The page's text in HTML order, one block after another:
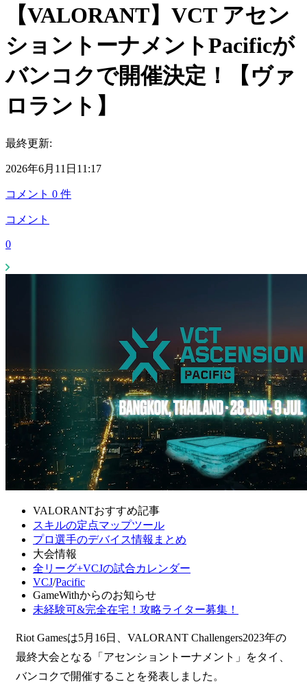
【VALORANT】VCT アセン
ショントーナメントPacificが
バンコクで開催決定！【ヴァ
ロラント】
最終更新:
2026年6月11日11:17
コメント 0 件
コメント
0
VALORANTおすすめ記事
スキルの定点マップツール
プロ選手のデバイス情報まとめ
大会情報
全リーグ+VCJの試合カレンダー
VCJ/Pacific
GameWithからのお知らせ
未経験可&完全在宅！攻略ライター募集！
Riot Gamesは5月16日、VALORANT Challengers2023年の
最終大会となる「アセンショントーナメント」をタイ、
バンコクで開催することを発表しました。